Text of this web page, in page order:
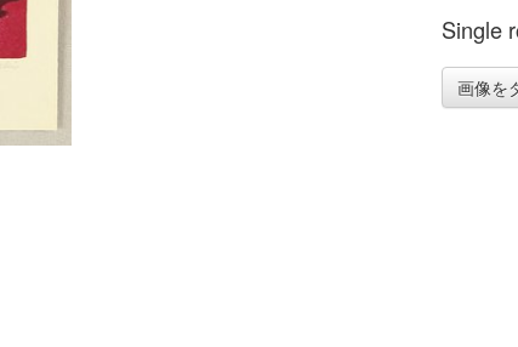
Single
画像を